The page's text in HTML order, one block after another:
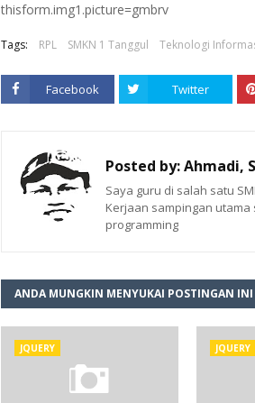
thisform.img1.picture=gmbrv
Tags: RPL SMKN 1 Tanggul Teknologi
Facebook Twitter
Posted by:Ahmadi,
Saya guru di salah satu
Kerjaan sampingan
programming
ANDA MUNGKIN MENYUKAI POSTINGAN INI
JQUERY JQUERY